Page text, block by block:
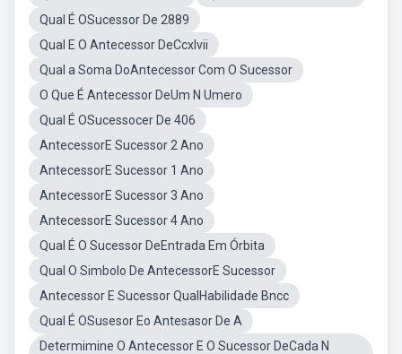
Qual É OSucessor De 2889
Qual E O Antecessor DeCcxlvii
Qual a Soma DoAntecessor Com O Sucessor
O Que É Antecessor DeUm N Umero
Qual É OSucessocer De 406
AntecessorE Sucessor 2 Ano
AntecessorE Sucessor 1 Ano
AntecessorE Sucessor 3 Ano
AntecessorE Sucessor 4 Ano
Qual É O Sucessor DeEntrada Em Órbita
Qual O Simbolo De AntecessorE Sucessor
Antecessor E Sucessor QualHabilidade Bncc
Qual É OSusesor Eo Antesasor De A
Determimine O Antecessor E O Sucessor DeCada N